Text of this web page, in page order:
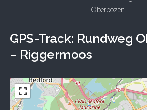
Oberbozen
GPS-Track: Rundweg
– Riggermoos